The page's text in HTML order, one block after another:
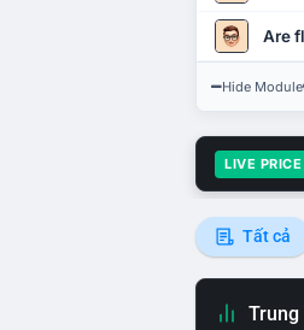
Are
Hide Module
LIVE PRICE
Tất cả
Trung